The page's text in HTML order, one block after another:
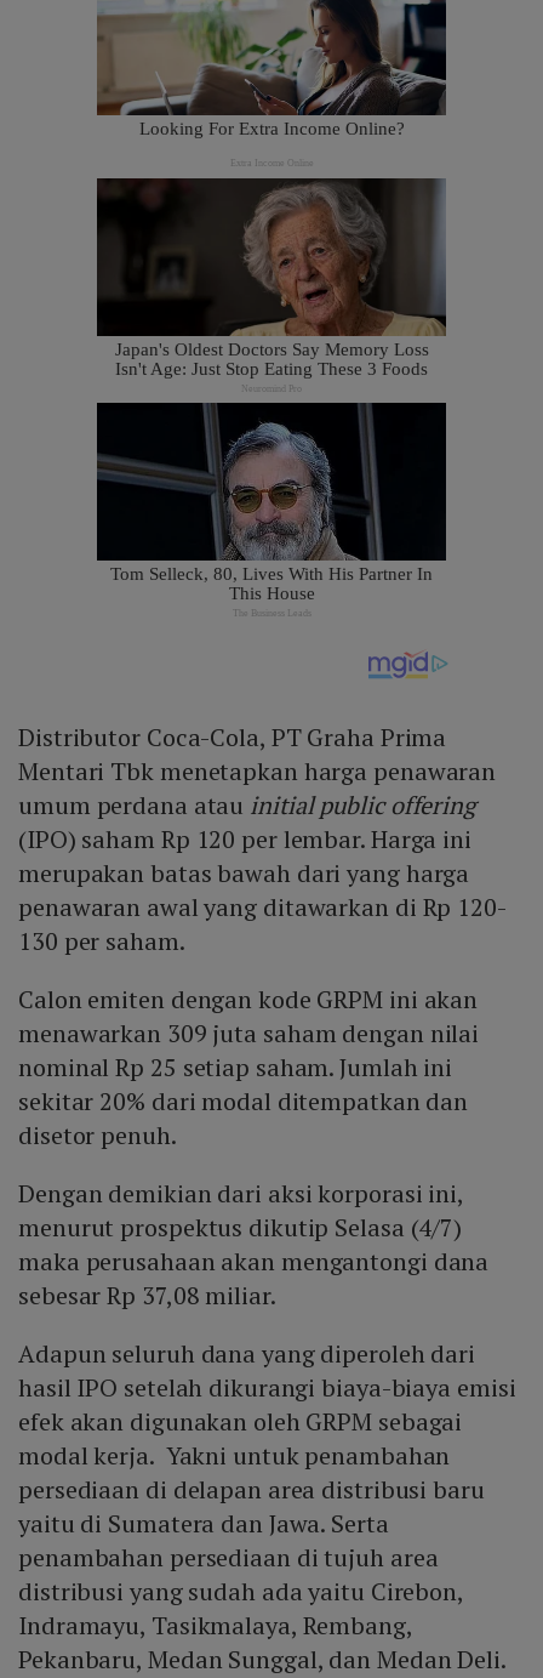
Distributor Coca-Cola, PT Graha Prima
Mentari Tbk menetapkan harga penawaran
umum perdana atau initial public offering
(IPO) saham Rp 120 per lembar. Harga ini
merupakan batas bawah dari yang harga
penawaran awal yang ditawarkan di Rp 120-
130 per saham.
Calon emiten dengan kode GRPM ini akan
menawarkan 309 juta saham dengan nilai
nominal Rp 25 setiap saham. Jumlah ini
sekitar 20% dari modal ditempatkan dan
disetor penuh.
Dengan demikian dari aksi korporasi ini,
menurut prospektus dikutip Selasa (4/7)
maka perusahaan akan mengantongi dana
sebesar Rp 37,08 miliar.
Adapun seluruh dana yang diperoleh dari
hasil IPO setelah dikurangi biaya-biaya emisi
efek akan digunakan oleh GRPM sebagai
modal kerja. Yakni untuk penambahan
persediaan di delapan area distribusi baru
yaitu di Sumatera dan Jawa. Serta
penambahan persediaan di tujuh area
distribusi yang sudah ada yaitu Cirebon,
Indramayu, Tasikmalaya, Rembang,
Pekanbaru, Medan Sunggal, dan Medan Deli.